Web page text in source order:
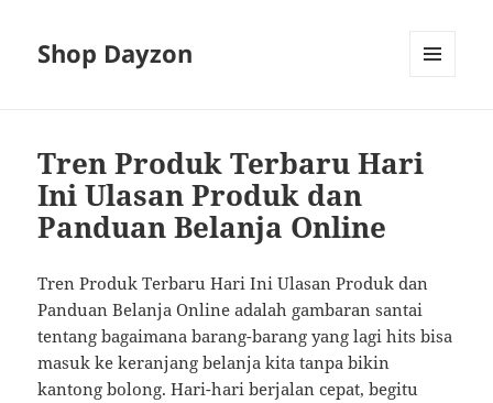
Shop Dayzon
Tren Produk Terbaru Hari
Ini Ulasan Produk dan
Panduan Belanja Online
Tren Produk Terbaru Hari Ini Ulasan Produk dan
Panduan Belanja Online adalah gambaran santai
tentang bagaimana barang-barang yang lagi hits bisa
masuk ke keranjang belanja kita tanpa bikin
kantong bolong. Hari-hari berjalan cepat, begitu